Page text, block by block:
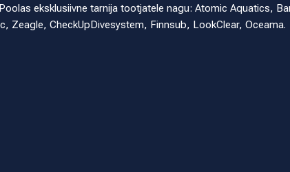
eksklusiivne tarnija tootjatele nagu: Atomic Aquatics,
Zeagle, CheckUpDivesystem, Finnsub, LookClear, Oceama.